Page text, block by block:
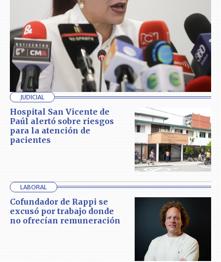
JUDICIAL
Hospital San Vicente de
Paúl alertó sobre riesgos
para la atención de
pacientes
LABORAL
Cofundador de Rappi se
excusó por trabajo donde
no ofrecían remuneración